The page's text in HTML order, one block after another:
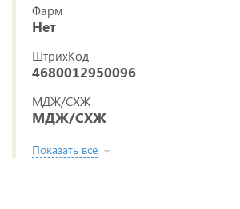
Фарм
Нет
ШтрихКод
4680012950096
МДЖ/СХЖ
МДЖ/СХЖ
Показать все